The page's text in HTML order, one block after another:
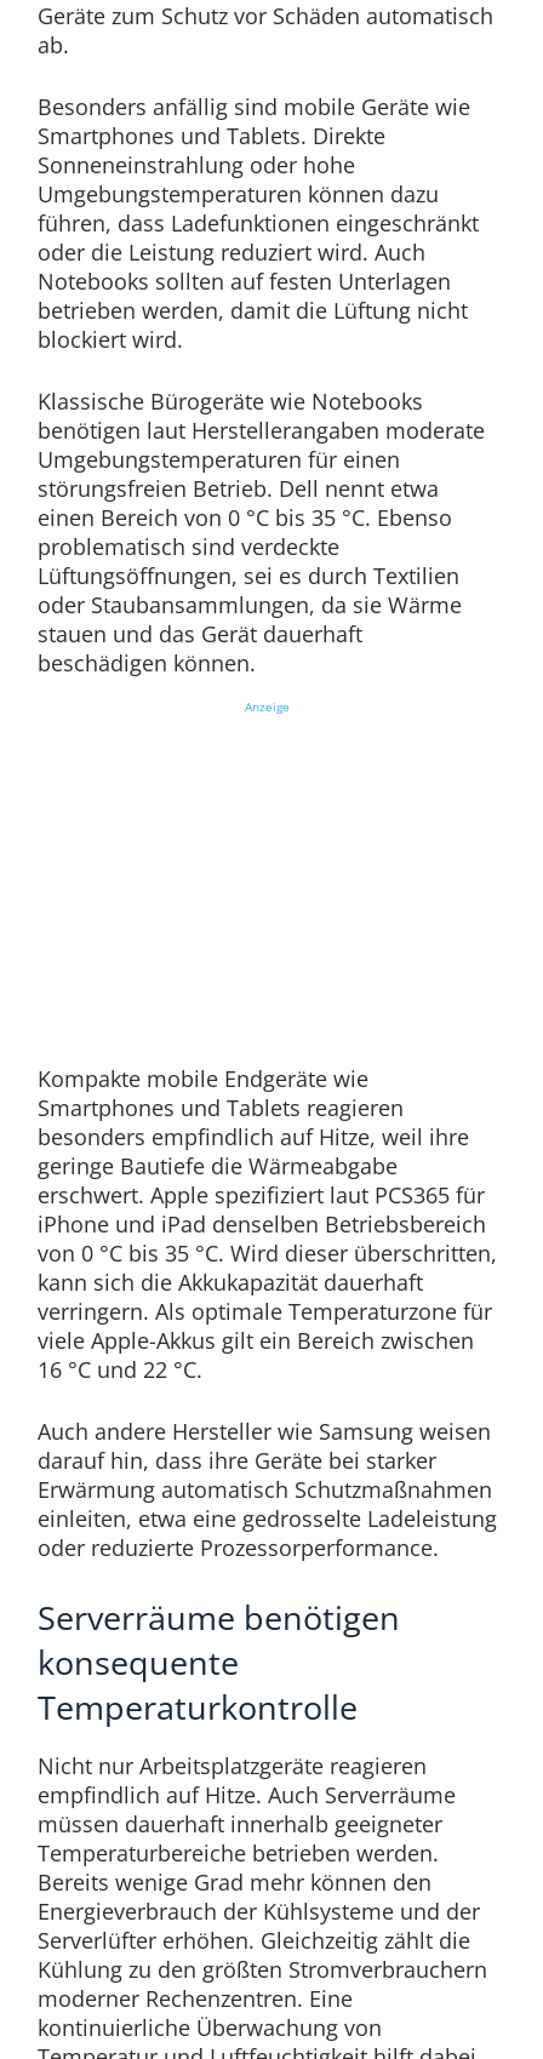
Geräte zum Schutz vor Schäden automatisch
ab.
Besonders anfällig sind mobile Geräte wie
Smartphones und Tablets. Direkte
Sonneneinstrahlung oder hohe
Umgebungstemperaturen können dazu
führen, dass Ladefunktionen eingeschränkt
oder die Leistung reduziert wird. Auch
Notebooks sollten auf festen Unterlagen
betrieben werden, damit die Lüftung nicht
blockiert wird.
Klassische Bürogeräte wie Notebooks
benötigen laut Herstellerangaben moderate
Umgebungstemperaturen für einen
störungsfreien Betrieb. Dell nennt etwa
einen Bereich von 0 °C bis 35 °C. Ebenso
problematisch sind verdeckte
Lüftungsöffnungen, sei es durch Textilien
oder Staubansammlungen, da sie Wärme
stauen und das Gerät dauerhaft
beschädigen können.
Anzeige
Kompakte mobile Endgeräte wie
Smartphones und Tablets reagieren
besonders empfindlich auf Hitze, weil ihre
geringe Bautiefe die Wärmeabgabe
erschwert. Apple spezifiziert laut PCS365 für
iPhone und iPad denselben Betriebsbereich
von 0 °C bis 35 °C. Wird dieser überschritten,
kann sich die Akkukapazität dauerhaft
verringern. Als optimale Temperaturzone für
viele Apple-Akkus gilt ein Bereich zwischen
16 °C und 22 °C.
Auch andere Hersteller wie Samsung weisen
darauf hin, dass ihre Geräte bei starker
Erwärmung automatisch Schutzmaßnahmen
einleiten, etwa eine gedrosselte Ladeleistung
oder reduzierte Prozessorperformance.
Serverräume benötigen
konsequente
Temperaturkontrolle
Nicht nur Arbeitsplatzgeräte reagieren
empfindlich auf Hitze. Auch Serverräume
müssen dauerhaft innerhalb geeigneter
Temperaturbereiche betrieben werden.
Bereits wenige Grad mehr können den
Energieverbrauch der Kühlsysteme und der
Serverlüfter erhöhen. Gleichzeitig zählt die
Kühlung zu den größten Stromverbrauchern
moderner Rechenzentren. Eine
kontinuierliche Überwachung von